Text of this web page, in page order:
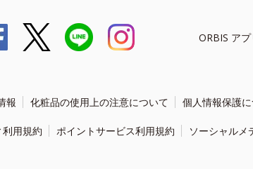
ORBIS アプ
報 化粧品の使用上の注意について 個人情報保護
用規約 ポイントサービス利用規約 ソーシャルメ